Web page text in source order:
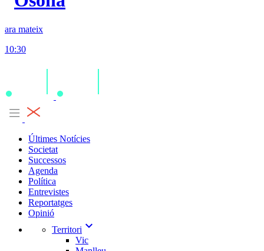
ara mateix
10:30
Últimes Notícies
Societat
Successos
Agenda
Política
Entrevistes
Reportatges
Opinió
Territori expand_more
Vic